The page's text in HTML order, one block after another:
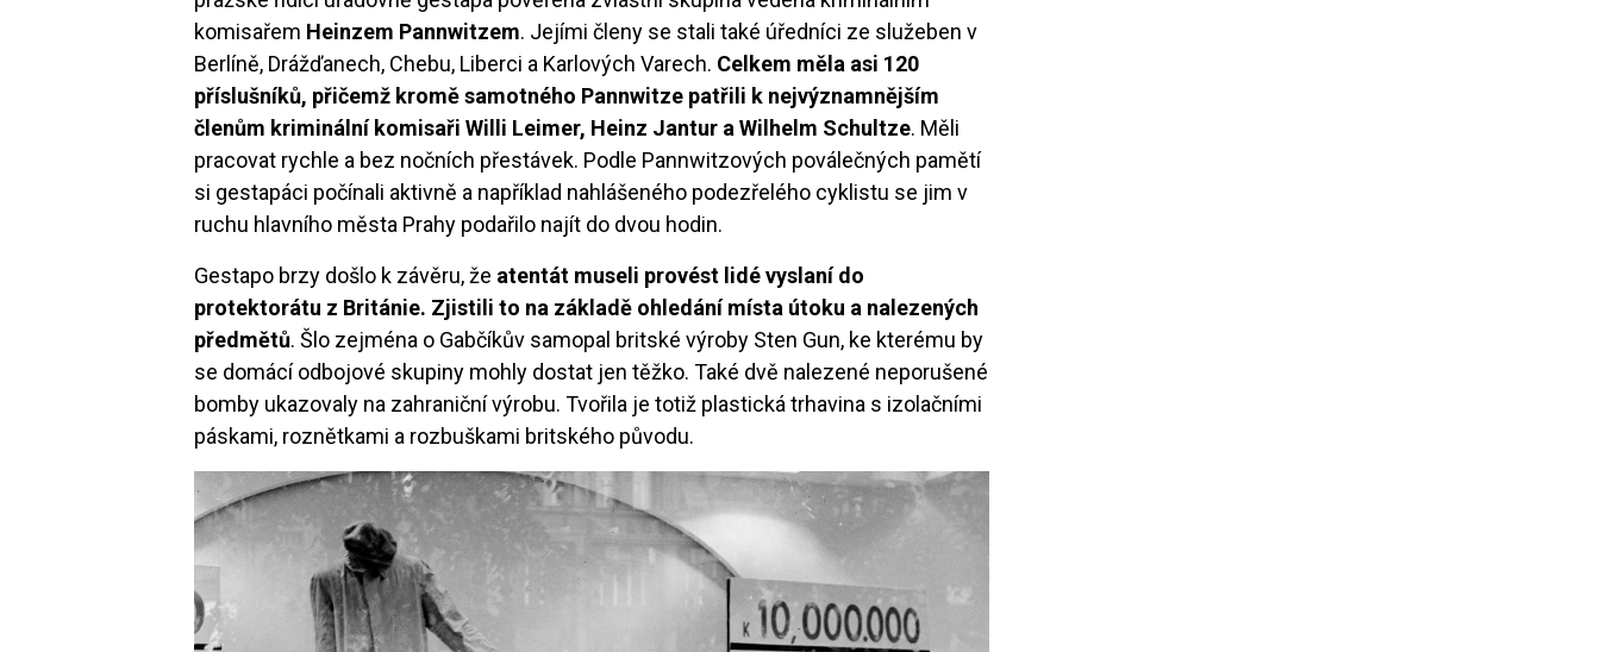
komisařem Heinzem Pannwitzem. Jejími členy se stali také úředníci ze služeben v
Berlíně, Drážďanech, Chebu, Liberci a Karlových Varech. Celkem měla asi 120
příslušníků, přičemž kromě samotného Pannwitze patřili k nejvýznamnějším
členům kriminální komisaři Willi Leimer, Heinz Jantur a Wilhelm Schultze. Měli
pracovat rychle a bez nočních přestávek. Podle Pannwitzových poválečných pamětí
si gestapáci počínali aktivně a například nahlášeného podezřelého cyklistu se jim v
ruchu hlavního města Prahy podařilo najít do dvou hodin.
Gestapo brzy došlo k závěru, že atentát museli provést lidé vyslaní do
protektorátu z Británie. Zjistili to na základě ohledání místa útoku a nalezených
předmětů. Šlo zejména o Gabčíkův samopal britské výroby Sten Gun, ke kterému by
se domácí odbojové skupiny mohly dostat jen těžko. Také dvě nalezené neporušené
bomby ukazovaly na zahraniční výrobu. Tvořila je totiž plastická trhavina s izolačními
páskami, roznětkami a rozbuškami britského původu.